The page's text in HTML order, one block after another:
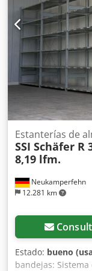
Crsdpfx Ajwvq
sobre el artículo:
El transporte
costes
según el lugar
Neukamperfehn
12.281 km
Estanterías de
SSI Schäfer R
8,19 lfm.
Estado: bueno
bandejas: Sistema